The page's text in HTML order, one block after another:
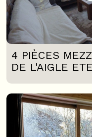
4 PIÈCES
DE L'AIGLE ETE